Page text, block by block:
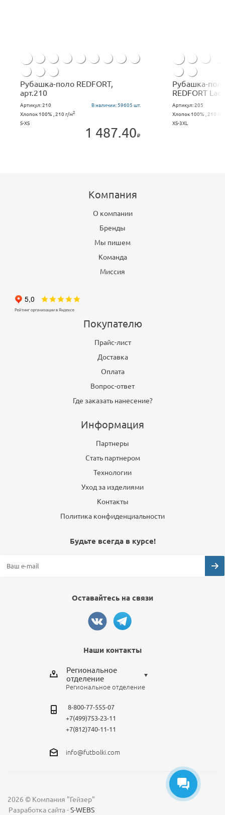
Рубашка-поло REDFORT,
арт.210
Артикул:210 В наличии: 59605 шт.
Хлопок 100% , 210 г/м2
S-XS
1 487.40
Рубашка-
REDFORT
Артикул:205
Хлопок 100% , 210 г/м
XS-3XL
Компания
О компании
Бренды
Мы пишем
Команда
Миссия
Покупателю
Прайс-лист
Доставка
Оплата
Вопрос-ответ
Где заказать нанесение?
Информация
Партнеры
Стать партнером
Технологии
Уход за изделиями
Контакты
Политика конфиденциальности
Будьте всегда в курсе!
Оставайтесь на связи
Наши контакты
Региональное
отделение
Выберите отделение
Региональное отделение
Санкт-Петербург
Региональное отделение
8-800-77-555-07
+7(499)753-23-11
+7(812)740-11-11
info@futbolki.com
2026 © Компания "Гейзер"
Разработка сайта -S-WEBS